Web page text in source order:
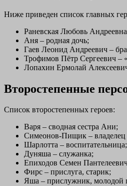
Ниже приведен список главных
Раневская Любовь
Аня – родная дочь;
Гаев Леонид Андреевич –
Трофимов Пётр Сергеевич –
Лопахин Ермолай
Второстепенные
Список второстепенных героев:
Варя – сводная сестра Ани;
Симеонов-Пищик – владелец
Шарлотта – воспитательница;
Дуняша – служанка;
Епиходов Семен
Фирс – прислуга, старик;
Яша – прислужник, молодой